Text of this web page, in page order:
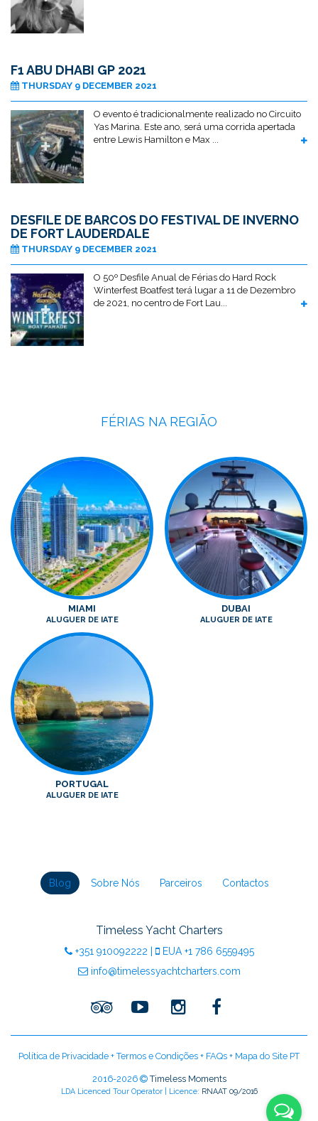
F1 ABU DHABI GP 2021
THURSDAY 9 DECEMBER 2021
O evento é tradicionalmente realizado no Circuito
Yas Marina. Este ano, será uma corrida apertada
entre Lewis Hamilton e Max ...
DESFILE DE BARCOS DO FESTIVAL DE INVERNO
DE FORT LAUDERDALE
THURSDAY 9 DECEMBER 2021
O 50º Desfile Anual de Férias do Hard Rock
Winterfest Boatfest terá lugar a 11 de Dezembro
de 2021, no centro de Fort Lau...
FÉRIAS NA REGIÃO
MIAMI
ALUGUER DE IATE
DUBAI
ALUGUER DE IATE
PORTUGAL
ALUGUER DE IATE
Blog Sobre Nós Parceiros Contactos
Timeless Yacht Charters
+351 910092222 EUA+1 786 6559495
info@timelessyachtcharters.com
Política de Privacidade +Termos e Condições + FAQs + Mapa do Site PT
2016-2026 Timeless Moments
LDA Licenced Tour Operator | Licence: RNAAT 09/2016